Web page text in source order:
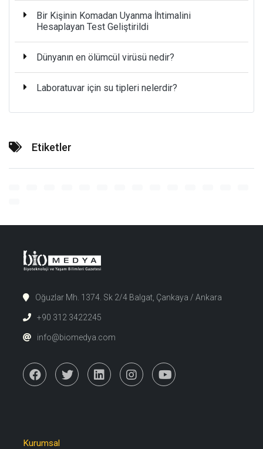
Bir Kişinin Komadan Uyanma İhtimalini
Hesaplayan Test Geliştirildi
Dünyanın en ölümcül virüsü nedir?
Laboratuvar için su tipleri nelerdir?
Etiketler
Oğuzlar Mh. 1374. Sk 2/4 Balgat, Çankaya / Ankara
+90 312 3422245
info@biomedya.com
Kurumsal